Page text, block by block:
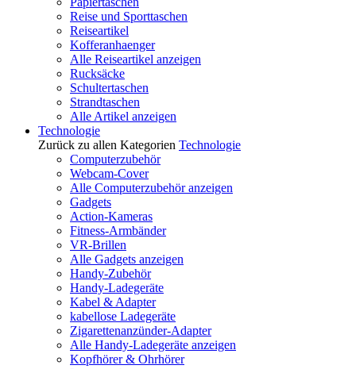
Reise und Sporttaschen
Reiseartikel
Kofferanhaenger
Alle Reiseartikel anzeigen
Rucksäcke
Schultertaschen
Strandtaschen
Alle Artikel anzeigen
Technologie
Zurück zu allen Kategorien Technologie
Computerzubehör
Webcam-Cover
Alle Computerzubehör anzeigen
Gadgets
Action-Kameras
Fitness-Armbänder
VR-Brillen
Alle Gadgets anzeigen
Handy-Zubehör
Handy-Ladegeräte
Kabel & Adapter
kabellose Ladegeräte
Zigarettenanzünder-Adapter
Alle Handy-Ladegeräte anzeigen
Kopfhörer & Ohrhörer